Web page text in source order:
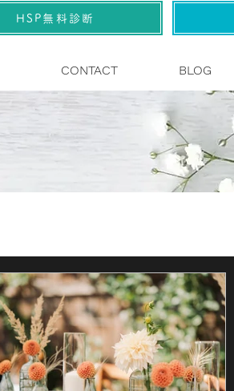
HSP無料診断
CONTACT BLOG